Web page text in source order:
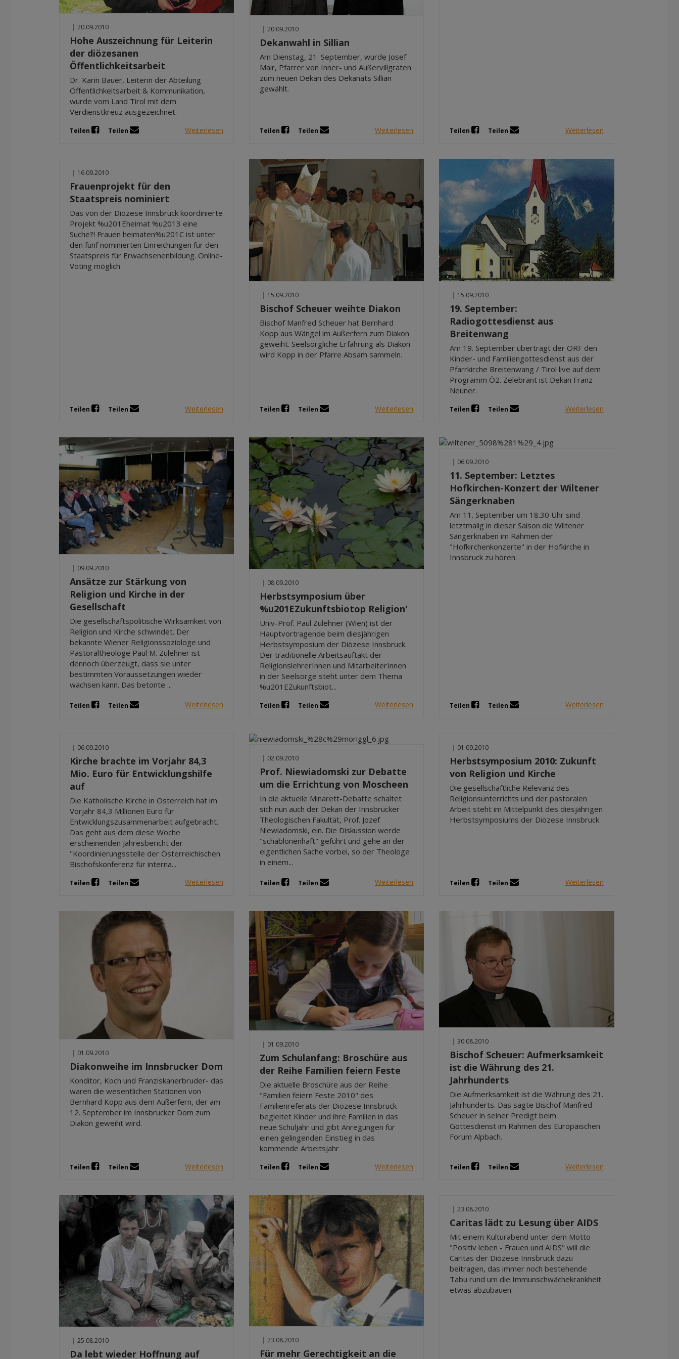
| 20.09.2010
Hohe Auszeichnung für Leiterin
der diözesanen
Öffentlichkeitsarbeit
Dr. Karin Bauer, Leiterin der Abteilung
Öffentlichkeitsarbeit & Kommunikation,
wurde vom Land Tirol mit dem
Verdienstkreuz ausgezeichnet.
Teilen Teilen Weiterlesen
| 20.09.2010
Dekanwahl in Sillian
Am Dienstag, 21. September, wurde Josef
Mair, Pfarrer von Inner- und Außervillgraten
zum neuen Dekan des Dekanats Sillian
gewählt.
Teilen Teilen Weiterlesen Teilen Teilen Weiterlesen
| 16.09.2010
Frauenprojekt für den
Staatspreis nominiert
Das von der Diözese Innsbruck koordinierte
Projekt %u201Eheimat %u2013 eine
Suche?! Frauen heimaten%u201C ist unter
den fünf nominierten Einreichungen für den
Staatspreis für Erwachsenenbildung. Online-
Voting möglich
Teilen Teilen Weiterlesen
| 15.09.2010
Bischof Scheuer weihte Diakon
Bischof Manfred Scheuer hat Bernhard
Kopp aus Wängel im Außerfern zum Diakon
geweiht. Seelsorgliche Erfahrung als Diakon
wird Kopp in der Pfarre Absam sammeln.
Teilen Teilen Weiterlesen
| 15.09.2010
19. September:
Radiogottesdienst aus
Breitenwang
Am 19. September überträgt der ORF den
Kinder- und Familiengottesdienst aus der
Pfarrkirche Breitenwang / Tirol live auf dem
Programm Ö2. Zelebrant ist Dekan Franz
Neuner.
Teilen Teilen Weiterlesen
| 09.09.2010
Ansätze zur Stärkung von
Religion und Kirche in der
Gesellschaft
Die gesellschaftspolitische Wirksamkeit von
Religion und Kirche schwindet. Der
bekannte Wiener Religionssoziologe und
Pastoraltheologe Paul M. Zulehner ist
dennoch überzeugt, dass sie unter
bestimmten Voraussetzungen wieder
wachsen kann. Das betonte ...
Teilen Teilen Weiterlesen
| 08.09.2010
Herbstsymposium über
%u201EZukunftsbiotop Religion'
Univ-Prof. Paul Zulehner (Wien) ist der
Hauptvortragende beim diesjährigen
Herbstsymposium der Diözese Innsbruck.
Der traditionelle Arbeitsauftakt der
ReligionslehrerInnen und MitarbeiterInnen
in der Seelsorge steht unter dem Thema
%u201EZukunftsbiot...
Teilen Teilen Weiterlesen
| 06.09.2010
11. September: Letztes
Hofkirchen-Konzert der Wiltener
Sängerknaben
Am 11. September um 18.30 Uhr sind
letztmalig in dieser Saison die Wiltener
Sängerknaben im Rahmen der
"Hofkirchenkonzerte" in der Hofkirche in
Innsbruck zu hören.
Teilen Teilen Weiterlesen
| 06.09.2010
Kirche brachte im Vorjahr 84,3
Mio. Euro für Entwicklungshilfe
auf
Die Katholische Kirche in Österreich hat im
Vorjahr 84,3 Millionen Euro für
Entwicklungszusammenarbeit aufgebracht.
Das geht aus dem diese Woche
erscheinenden Jahresbericht der
"Koordinierungsstelle der Österreichischen
Bischofskonferenz für interna...
Teilen Teilen Weiterlesen
| 02.09.2010
Prof. Niewiadomski zur Debatte
um die Errichtung von Moscheen
In die aktuelle Minarett-Debatte schaltet
sich nun auch der Dekan der Innsbrucker
Theologischen Fakultät, Prof. Jozef
Niewiadomski, ein. Die Diskussion werde
"schablonenhaft" geführt und gehe an der
eigentlichen Sache vorbei, so der Theologe
in einem...
Teilen Teilen Weiterlesen
| 01.09.2010
Herbstsymposium 2010: Zukunft
von Religion und Kirche
Die gesellschaftliche Relevanz des
Religionsunterrichts und der pastoralen
Arbeit steht im Mittelpunkt des diesjährigen
Herbstsymposiums der Diözese Innsbruck
Teilen Teilen Weiterlesen
| 01.09.2010
Diakonweihe im Innsbrucker Dom
Konditor, Koch und Franziskanerbruder- das
waren die wesentlichen Stationen von
Bernhard Kopp aus dem Außerfern, der am
12. September im Innsbrucker Dom zum
Diakon geweiht wird.
Teilen Teilen Weiterlesen
| 01.09.2010
Zum Schulanfang: Broschüre aus
der Reihe Familien feiern Feste
Die aktuelle Broschüre aus der Reihe
"Familien feiern Feste 2010" des
Familienreferats der Diözese Innsbruck
begleitet Kinder und ihre Familien in das
neue Schuljahr und gibt Anregungen für
einen gelingenden Einstieg in das
kommende Arbeitsjahr
Teilen Teilen Weiterlesen
| 30.08.2010
Bischof Scheuer: Aufmerksamkeit
ist die Währung des 21.
Jahrhunderts
Die Aufmerksamkeit ist die Währung des 21.
Jahrhunderts. Das sagte Bischof Manfred
Scheuer in seiner Predigt beim
Gottesdienst im Rahmen des Europäischen
Forum Alpbach.
Teilen Teilen Weiterlesen
| 25.08.2010
Da lebt wieder Hoffnung auf
| 23.08.2010
Für mehr Gerechtigkeit an die
| 23.08.2010
Caritas lädt zu Lesung über AIDS
Mit einem Kulturabend unter dem Motto
"Positiv leben - Frauen und AIDS" will die
Caritas der Diözese Innsbruck dazu
beitragen, das immer noch bestehende
Tabu rund um die Immunschwächekrankheit
etwas abzubauen.